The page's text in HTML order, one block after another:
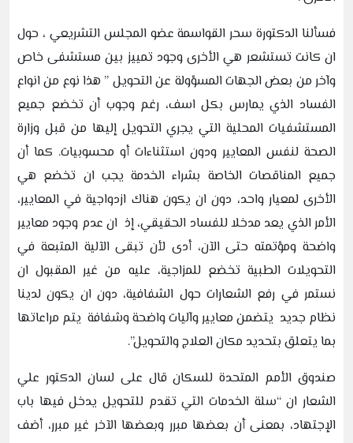
فسألنا الدكتورة سحر القواسمة عضو المجلس التشريعي ، حول
ان كانت تستشعر هي الأخرى وجود تمييز بين مستشفى خاص
وآخر من بعض الجهات المسؤولة عن التحويل ” هذا نوع من انواع
الفساد الذي يمارس بكل اسف، رغم وجوب أن تخضع جميع
المستشفيات المحلية التي يجري التحويل إليها من قبل وزارة
الصحة لنفس المعايير ودون استثناءات أو محسوبيات. كما أن
جميع المناقصات الخاصة بشراء الخدمة يجب ان تخضع هي
الأخرى لمعيار واحد، دون ان يكون هناك ازدواجية في المعايير،
الأمر الذي يعد مدخلا للفساد الحقيقي، إذ ان عدم وجود معايير
واضحة ومؤتمته حتى الآن، أدى لأن تبقى الآلية المتبعة في
التحويلات الطبية تخضع للمزاجية، عليه من غير المقبول ان
نستمر في رفع الشعارات حول الشفافية، دون ان يكون لدينا
نظام جديد يتضمن معايير وآليات واضحة وشفافة يتم مراعاتها
بما يتعلق بتحديد مكان العلاج والتحويل”.
صندوق الأمم المتحدة للسكان قال على لسان الدكتور علي
الشعار ان “سلة الخدمات التي تقدم للتحويل يدخل فيها باب
الإجتهاد، بمعنى أن بعضها مبرر وبعضها الآخر غير مبرر، أضف